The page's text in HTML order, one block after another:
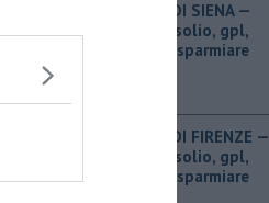
PROVINCIA DI SIENA — ​
Benzina, gasolio, gpl,
ecco dove risparmiare
PROVINCIA DI FIRENZE — ​
Benzina, gasolio, gpl,
ecco dove risparmiare